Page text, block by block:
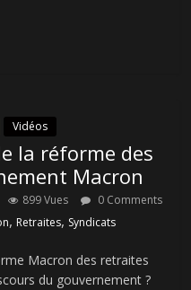
Vidéos
la réforme des
Macron
899 Vues
0 Comments
, Retraites, Syndicats
Macron des retraites
du gouvernement ?